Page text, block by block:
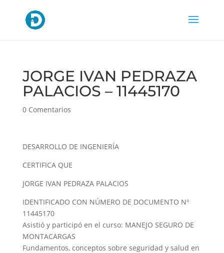
JORGE IVAN PEDRAZA
PALACIOS – 11445170
0 Comentarios
DESARROLLO DE INGENIERÍA
CERTIFICA QUE
JORGE IVAN PEDRAZA PALACIOS
IDENTIFICADO CON NÚMERO DE DOCUMENTO Nº
11445170
Asistió y participó en el curso: MANEJO SEGURO DE
MONTACARGAS
Fundamentos, conceptos sobre seguridad y salud en